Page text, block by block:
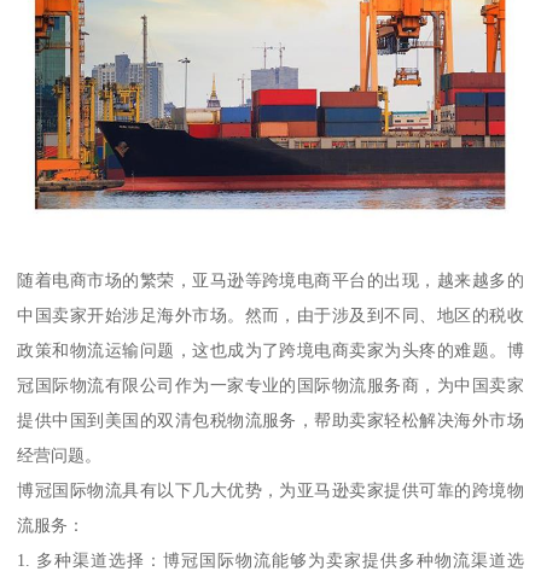
随着电商市场的繁荣，亚马逊等跨境电商平台的出现，越来越多的
中国卖家开始涉足海外市场。然而，由于涉及到不同、地区的税收
政策和物流运输问题，这也成为了跨境电商卖家为头疼的难题。博
冠国际物流有限公司作为一家专业的国际物流服务商，为中国卖家
提供中国到美国的双清包税物流服务，帮助卖家轻松解决海外市场
经营问题。
博冠国际物流具有以下几大优势，为亚马逊卖家提供可靠的跨境物
流服务：
1. 多种渠道选择：博冠国际物流能够为卖家提供多种物流渠道选